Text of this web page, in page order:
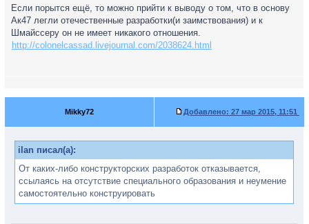
Если порытся ещё, то можно прийти к выводу о том, что в основу
Ак47 легли отечественные разработки(и заимствования) и к
Шмайссеру он не имеет никакого отношения.
http://colonelcassad.livejournal.com/2038624.html
Mikky72 Добавлено: 27 мар 2015, 11:51
ilan писал(а):
От каких-либо конструкторских разработок отказывается,
ссылаясь на отсутствие специального образования и неумение
самостоятельно конструировать